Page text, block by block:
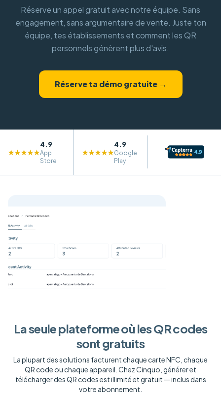
Réserve un appel gratuit avec notre équipe. Sans
engagement, sans argumentaire de vente. Juste ton
équipe, tes établissements et comment les QR
personnels génèrent plus d'avis.
Réserve ta démo gratuite →
★★★★★
4.9
App
Store
★★★★★
4.9
Google
Play
La seule plateforme où les QR codes
sont gratuits
La plupart des solutions facturent chaque carte NFC, chaque
QR code ou chaque appareil. Chez Cinquo, générer et
télécharger des QR codes est illimité et gratuit — inclus dans
votre abonnement.